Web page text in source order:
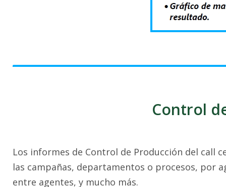
Control
Los informes de Control de Producción del call
las campañas, departamentos o procesos, por
entre agentes, y mucho más.